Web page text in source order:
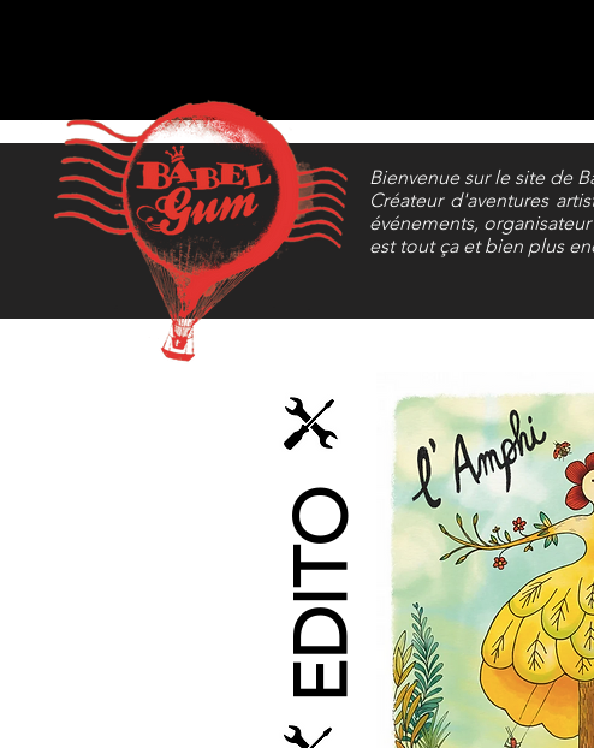
Bienvenue sur le site de
Créateur d'aventures
événements,
est tout ça et bien plus
EDITO